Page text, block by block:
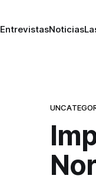
EntrevistasNoticias